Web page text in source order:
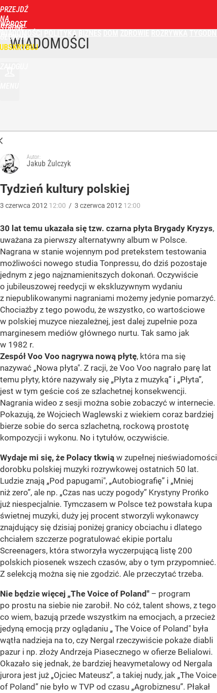
PRZEJDŹ
NA
STRONĘ
GŁÓWNĄ
WPROST
POLITYKA
WIADOMOŚCI
Autor:
Jakub Żulczyk
Tydzień kultury polskiej
3 czerwca 2012 12:00 / 3 czerwca 2012 12:00
30 lat temu ukazała się tzw. czarna płyta Brygady Kryzys,
uważana za pierwszy alternatywny album w Polsce.
Nagrana w stanie wojennym pod pretekstem testowania
możliwości nowego studia Tonpressu, do dziś pozostaje
jednym z jego najznamienitszych dokonań. Oczywiście
o jubileuszowej reedycji w ekskluzywnym wydaniu
z niepublikowanymi nagraniami możemy jedynie pomarzyć.
Chociażby z tego powodu, że wszystko, co wartościowe
w polskiej muzyce niezależnej, jest dalej zupełnie poza
marginesem mediów głównego nurtu. Tak samo jak
w 1982 r.
Zespół Voo Voo nagrywa nową płytę, która ma się
nazywać „Nowa płyta". Z racji, że Voo Voo nagrało parę lat
temu płyty, które nazywały się „Płyta z muzyką” i „Płyta”,
jest w tym geście coś ze szlachetnej konsekwencji.
Nagrania wideo z sesji można sobie zobaczyć w internecie.
Pokazują, że Wojciech Waglewski z wiekiem coraz bardziej
bierze sobie do serca szlachetną, rockową prostotę
kompozycji i wykonu. No i tytułów, oczywiście.
Wydaje mi się, że Polacy tkwią w zupełnej nieświadomości
dorobku polskiej muzyki rozrywkowej ostatnich 50 lat.
Ludzie znają „Pod papugami", „Autobiografię” i „Mniej
niż zero”, ale np. „Czas nas uczy pogody” Krystyny Prońko
już niespecjalnie. Tymczasem w Polsce też powstała kupa
świetnej muzyki, duży jej procent stworzyli wykonawcy
znajdujący się dzisiaj poniżej granicy obciachu i dlatego
chciałem szczerze pogratulować ekipie portalu
Screenagers, która stworzyła wyczerpującą listę 200
polskich piosenek wszech czasów, aby o tym przypomnieć.
Z selekcją można się nie zgodzić. Ale przeczytać trzeba.
Nie będzie więcej „The Voice of Poland" – program
po prostu na siebie nie zarobił. No cóż, talent shows, z tego
co wiem, bazują przede wszystkim na emocjach, a przecież
jedyną emocją przy oglądaniu „ The Voice of Poland" była
wątła nadzieja na to, czy Nergal rzeczywiście pokaże diabli
pazur i np. złoży Andrzeja Piasecznego w ofierze Belialowi.
Okazało się jednak, że bardziej heavymetalowy od Nergala
jurora jest już „Ojciec Mateusz”, a takiej nudy, jak „The Voice
of Poland” nie było w TVP od czasu „Agrobiznesu”. Płakał